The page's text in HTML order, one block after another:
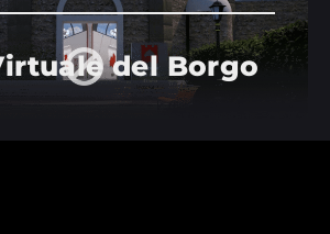
del Borgo